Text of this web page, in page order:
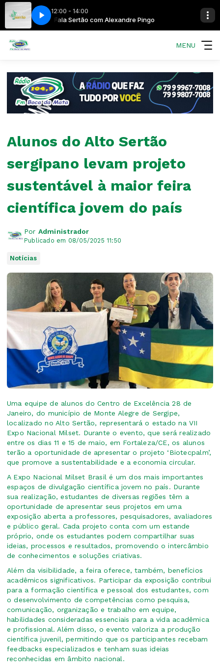
12:00 - 14:00
Fala Sertão com Alexandre Pingo
Correio Sertanejo com Ivan Machado
MENU
Alunos do Alto Sertão
sergipano levam projeto
sustentável à maior feira
científica jovem do país
Por Administrador
Publicado em 08/05/2025 11:50
Notícias
Uma equipe de alunos do Centro de Excelência 28 de
Janeiro, do município de Monte Alegre de Sergipe,
localizado no Alto Sertão, representará o estado na VII
Expo Nacional Milset. Durante o evento, que será realizado
entre os dias 11 e 15 de maio, em Fortaleza/CE, os alunos
terão a oportunidade de apresentar o projeto ‘Biotecpalm’,
que promove a sustentabilidade e a economia circular.
A Expo Nacional Milset Brasil é um dos mais importantes
espaços de divulgação científica jovem no país. Durante
sua realização, estudantes de diversas regiões têm a
oportunidade de apresentar seus projetos em uma
exposição aberta a professores, pesquisadores, avaliadores
e público geral. Cada projeto conta com um estande
próprio, onde os estudantes podem compartilhar suas
ideias, processos e resultados, promovendo o intercâmbio
de conhecimentos e soluções criativas.
Além da visibilidade, a feira oferece, também, benefícios
acadêmicos significativos. Participar da exposição contribui
para a formação científica e pessoal dos estudantes, com
o desenvolvimento de competências como pesquisa,
comunicação, organização e trabalho em equipe,
habilidades consideradas essenciais para a vida acadêmica
e profissional. Além disso, o evento valoriza a produção
científica juvenil, permitindo que os participantes recebam
feedbacks especializados e tenham suas ideias
reconhecidas em âmbito nacional.